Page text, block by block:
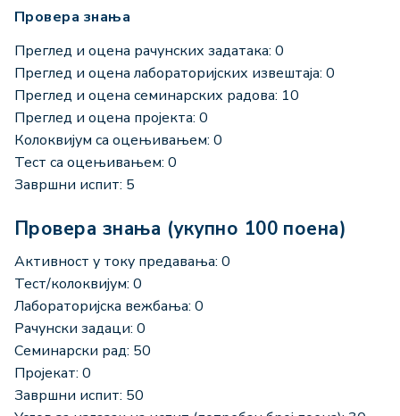
Провера знања
Преглед и оцена рачунских задатака: 0
Преглед и оцена лабораторијских извештаја: 0
Преглед и оцена семинарских радова: 10
Преглед и оцена пројекта: 0
Колоквијум са оцењивањем: 0
Тест са оцењивањем: 0
Завршни испит: 5
Провера знања (укупно 100 поена)
Активност у току предавања: 0
Тест/колоквијум: 0
Лабораторијска вежбања: 0
Рачунски задаци: 0
Семинарски рад: 50
Пројекат: 0
Завршни испит: 50